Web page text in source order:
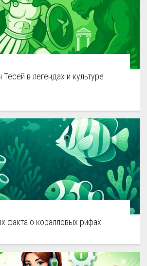
в легендах и культуре
факта о коралловых рифах